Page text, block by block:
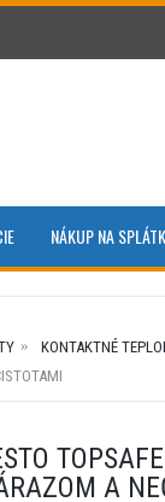
NÁKUP NA
KONTAKTNÉ
A